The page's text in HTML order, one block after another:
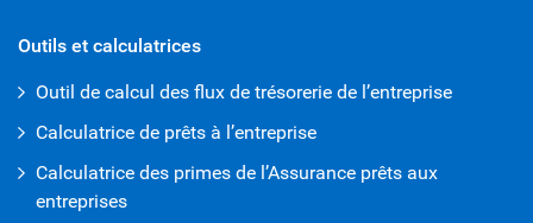
Outils et calculatrices
Outil de calcul des flux de trésorerie de l’entreprise
Calculatrice de prêts à l’entreprise
Calculatrice des primes de l’Assurance prêts aux
entreprises